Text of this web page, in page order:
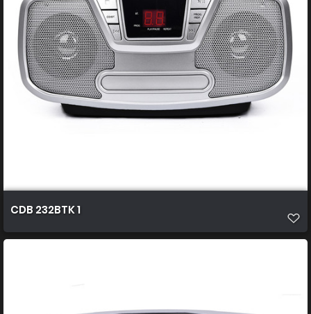
CDB 232BTK 1